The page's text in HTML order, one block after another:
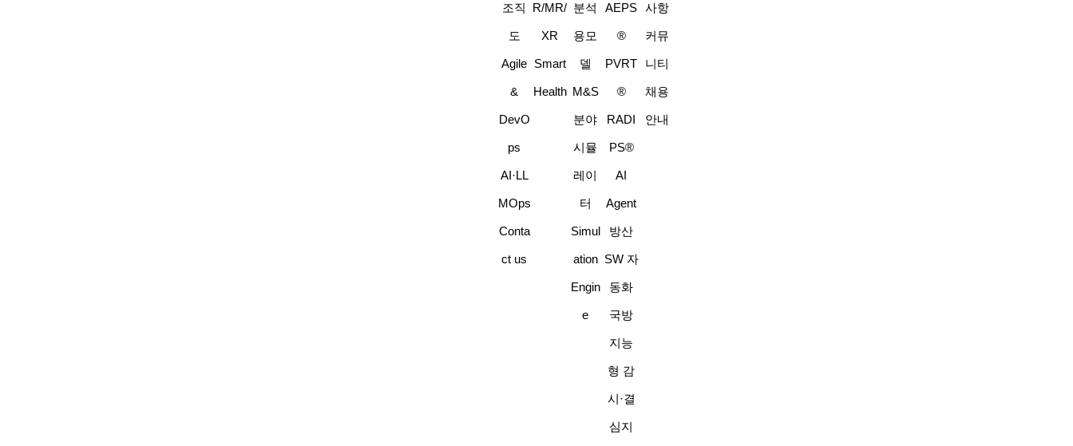
조직
도
Agile
&
DevO
ps
AI·LL
MOps
Conta
ct us
R/MR/
XR
Smart
Health
분석
용모
델
M&S
분야
시뮬
레이
터
Simul
ation
Engin
e
AEPS
®
PVRT
®
RADI
PS®
AI
Agent
방산
SW 자
동화
국방
지능
형 감
시·결
심지
사항
커뮤
니티
채용
안내